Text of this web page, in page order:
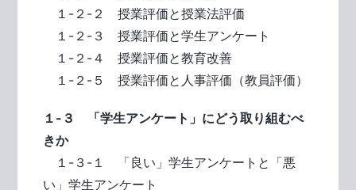
１-２-２ 授業評価と授業法評価
１-２-３ 授業評価と学生アンケート
１-２-４ 授業評価と教育改善
１-２-５ 授業評価と人事評価（教員評価）
１-３ 「学生アンケート」にどう取り組むべ
きか
１-３-１ 「良い」学生アンケートと「悪
い」学生アンケート